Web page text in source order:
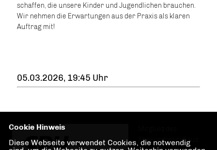
schaffen, die unsere Kinder und Jugendlichen brauchen.
Wir nehmen die Erwartungen aus der Praxis als klaren
Auftrag mit!
05.03.2026, 19:45 Uhr
Abgeordnetenhaus
Cookie Hinweis
Diese Webseite verwendet Cookies, die notwendig